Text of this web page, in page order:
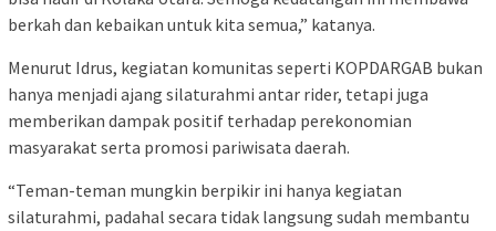
berkah dan kebaikan untuk kita semua,” katanya.
Menurut Idrus, kegiatan komunitas seperti KOPDARGAB bukan
hanya menjadi ajang silaturahmi antar rider, tetapi juga
memberikan dampak positif terhadap perekonomian
masyarakat serta promosi pariwisata daerah.
“Teman-teman mungkin berpikir ini hanya kegiatan
silaturahmi, padahal secara tidak langsung sudah membantu